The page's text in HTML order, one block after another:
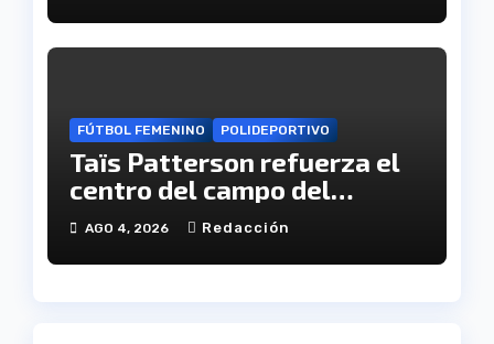
Antonio Toledo Sánchez
FÚTBOL FEMENINO POLIDEPORTIVO
Taïs Patterson refuerza el
centro del campo del
Fundación Cajasol Sporting
de Huelva
AGO 4, 2026 Redacción